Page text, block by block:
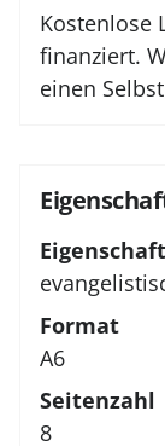
Kostenlose
finanziert.
einen
Format
A6
Seitenzahl
8